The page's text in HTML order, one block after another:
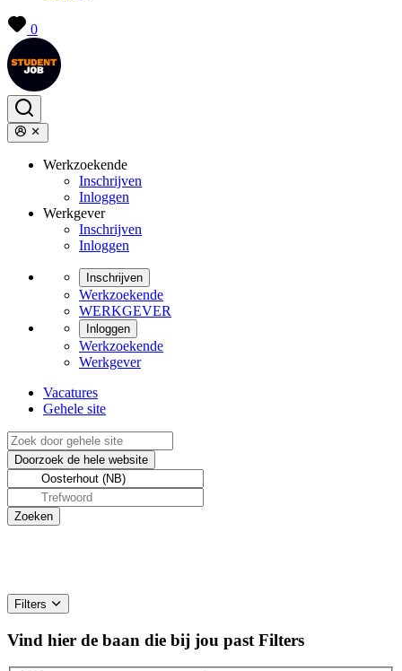
0
Werkzoekende
Inschrijven
Inloggen
Werkgever
Inschrijven
Inloggen
Inschrijven
Werkzoekende
WERKGEVER
Inloggen
Werkzoekende
Werkgever
Vacatures
Gehele site
Filters
Vind hier de baan die bij jou past Filters